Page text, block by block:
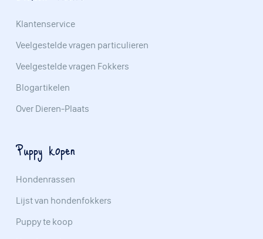
Klantenservice
Veelgestelde vragen particulieren
Veelgestelde vragen Fokkers
Blogartikelen
Over Dieren-Plaats
Puppy kopen
Hondenrassen
Lijst van hondenfokkers
Puppy te koop